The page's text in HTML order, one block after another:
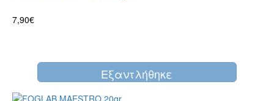
7,90€
Eξαντλήθηκε